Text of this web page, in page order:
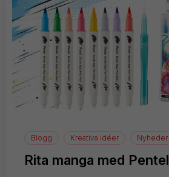
Blogg Kreativa idéer Nyheder
Rita manga med Pentel